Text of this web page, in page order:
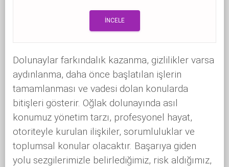
İNCELE
Dolunaylar farkındalık kazanma, gizlilikler varsa
aydınlanma, daha önce başlatılan işlerin
tamamlanması ve vadesi dolan konularda
bitişleri gösterir. Oğlak dolunayında asıl
konumuz yönetim tarzı, profesyonel hayat,
otoriteyle kurulan ilişkiler, sorumluluklar ve
toplumsal konular olacaktır. Başarıya giden
yolu sezgilerimizle belirlediğimiz, risk aldığımız,